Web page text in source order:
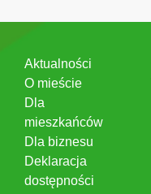
Aktualności
O mieście
Dla
mieszkańców
Dla biznesu
Deklaracja
dostępności